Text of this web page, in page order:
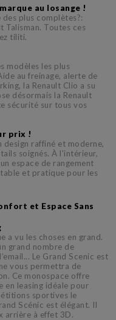
au losange !
plus complètes?:
Talisman. Toutes ces
tiliti.
modèles les plus
au freinage, alerte de
la Renault Clio a su
désormais la Renault
sécurité sur tous vos
prix !
design raffiné et moderne,
soignés. À l'intérieur,
espace de rangement
et pratique pour les
et Espace Sans
a vu les choses en grand.
grand nombre de
Le Grand Scenic est
vous permettra de
Ce monospace offre
en leasing idéale pour
sportives le
Scénic est élégant. Il
arrière à effet 3D.